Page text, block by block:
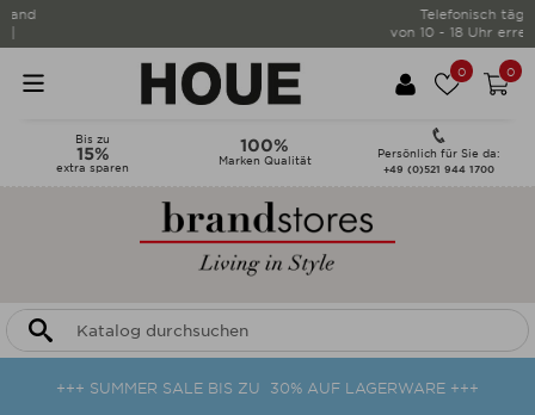
0 0
Bis zu
15%
extra sparen
100%
Marken Qualität
Persönlich für Sie da:
+49 (0)521 944 1700
+++ SUMMER SALE BIS ZU 30% AUF LAGERWARE +++